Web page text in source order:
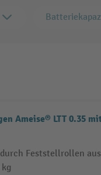
Ameise® LTT 0.35
Feststellrollen aus